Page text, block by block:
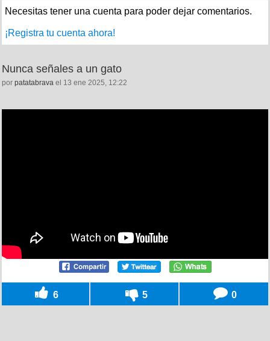
Necesitas tener una cuenta para poder dejar comentarios.
¡Registra tu cuenta ahora!
Nunca señales a un gato
por patatabrava el 13 ene 2025, 12:22
6 5 0